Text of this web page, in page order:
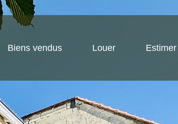
Biens vendus Louer Estimer